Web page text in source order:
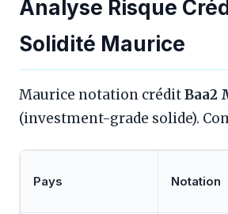
Analyse Risque
Solidité Maurice
Maurice notation créditBaa2
(investment-grade solide).
Pays Notation